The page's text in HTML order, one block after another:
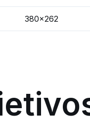
380x262